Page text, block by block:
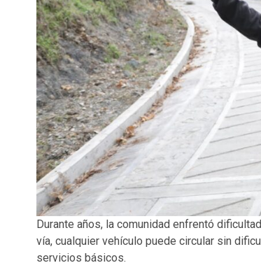
Durante años, la comunidad enfrentó
vía, cualquier vehículo puede circular sin
servicios básicos.